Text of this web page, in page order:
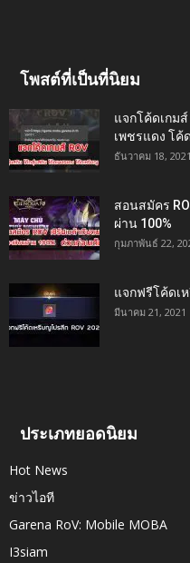
โพสต์ที่เป็นที่นิยม
แจกโค้ดเกม
เพชรแดง โค้
ธันวาคม 18, 2021
สอนสมัคร
ผ่าน 100%
กุมภาพันธ์ 22,
แจกฟรีโค้ดเ
มีนาคม 21, 2021
ประเภทยอดนิยม
Hot News
ข่าวไอที
Garena RoV: Mobile MOBA
I3siam